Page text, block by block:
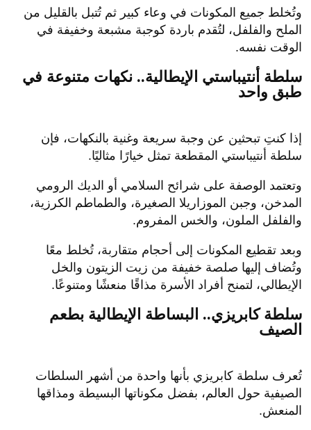
وتُخلط جميع المكونات في وعاء كبير ثم تُتبل بالقليل من
الملح والفلفل، لتُقدم باردة كوجبة مشبعة وخفيفة في
الوقت نفسه.
سلطة أنتيباستي الإيطالية.. نكهات متنوعة في
طبق واحد
إذا كنتِ تبحثين عن وجبة سريعة وغنية بالنكهات، فإن
سلطة أنتيباستي المقطعة تمثل خيارًا مثاليًا.
وتعتمد الوصفة على شرائح السلامي أو الديك الرومي
المدخن، وجبن الموزاريلا الصغيرة، والطماطم الكرزية،
والفلفل الملون، والخس المفروم.
وبعد تقطيع المكونات إلى أحجام متقاربة، تُخلط معًا
وتُضاف إليها صلصة خفيفة من زيت الزيتون والخل
الإيطالي، لتمنح أفراد الأسرة مذاقًا منعشًا ومتنوعًا.
سلطة كابريزي.. البساطة الإيطالية بطعم
الصيف
تُعرف سلطة كابريزي بأنها واحدة من أشهر السلطات
الصيفية حول العالم، بفضل مكوناتها البسيطة ومذاقها
المنعش.